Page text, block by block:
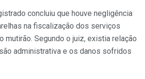
concluiu que houve negligência
na fiscalização dos serviços
mutirão. Segundo o juiz, existia relação
administrativa e os danos sofridos